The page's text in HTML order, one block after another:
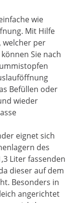
wie
Mit Hilfe
welcher per
Sie nach
Befüllen oder
wieder
eignet sich
des
Liter fassenden
dieser auf dem
Besonders in
angerichtet